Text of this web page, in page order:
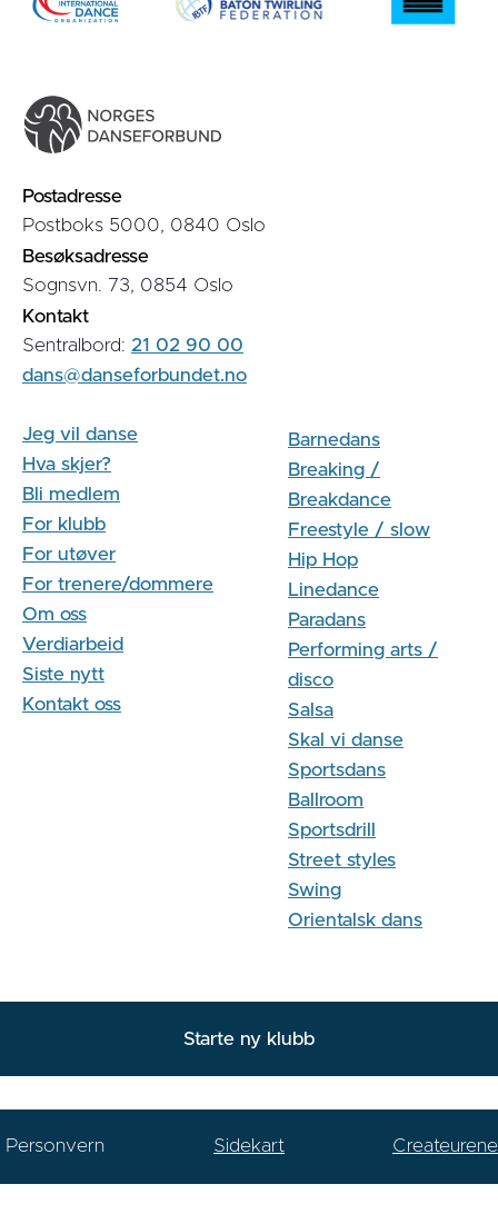
Postadresse
Postboks 5000, 0840 Oslo
Besøksadresse
Sognsvn. 73, 0854 Oslo
Kontakt
Sentralbord: 21 02 90 00
dans@danseforbundet.no
Jeg vil danse
Hva skjer?
Bli medlem
For klubb
For utøver
For trenere/dommere
Om oss
Verdiarbeid
Siste nytt
Kontakt oss
Barnedans
Breaking /
Breakdance
Freestyle / slow
Hip Hop
Linedance
Paradans
Performing arts /
disco
Salsa
Skal vi danse
Sportsdans
Ballroom
Sportsdrill
Street styles
Swing
Orientalsk dans
Starte ny klubb
Personvern Sidekart Createurene